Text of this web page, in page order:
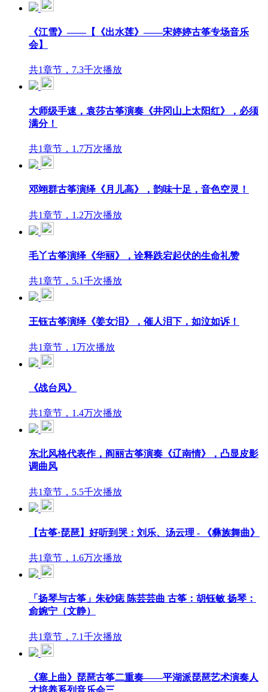
《江雪》——【《出水莲》——宋婷婷古筝专场音乐
会】
共1章节，7.3千次播放
大师级手速，袁莎古筝演奏《井冈山上太阳红》，必须
满分！
共1章节，1.7万次播放
邓翊群古筝演绎《月儿高》，韵味十足，音色空灵！
共1章节，1.2万次播放
毛丫古筝演绎《华丽》，诠释跌宕起伏的生命礼赞
共1章节，5.1千次播放
王钰古筝演绎《姜女泪》，催人泪下，如泣如诉！
共1章节，1万次播放
《战台风》
共1章节，1.4万次播放
东北风格代表作，阎丽古筝演奏《辽南情》，凸显皮影
调曲风
共1章节，5.5千次播放
【古筝·琵琶】好听到哭：刘乐、汤云理 - 《彝族舞曲》
共1章节，1.6万次播放
「扬琴与古筝」朱砂痣 陈芸芸曲 古筝：胡钰敏 扬琴：
侴婉宁（文静）
共1章节，7.1千次播放
《塞上曲》琵琶古筝二重奏——平湖派琵琶艺术演奏人
才培养系列音乐会三